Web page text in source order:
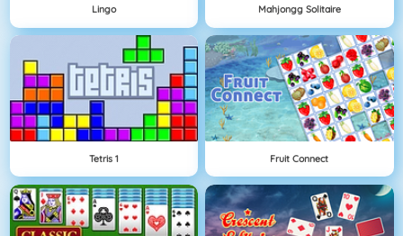
Lingo Mahjongg Solitaire
Tetris 1 Fruit Connect